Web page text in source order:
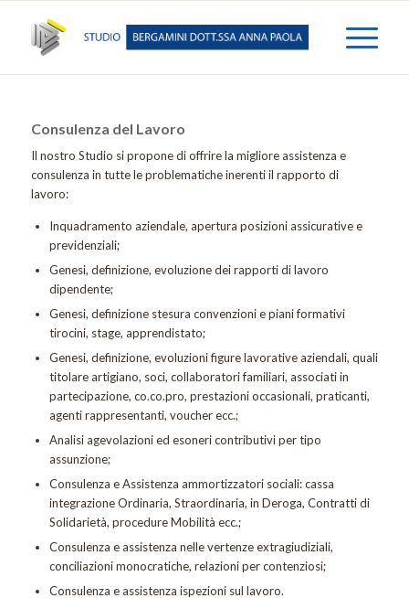
Consulenza del Lavoro
Il nostro Studio si propone di offrire la migliore assistenza e
consulenza in tutte le problematiche inerenti il rapporto di
lavoro:
Inquadramento aziendale, apertura posizioni assicurative e
previdenziali;
Genesi, definizione, evoluzione dei rapporti di lavoro
dipendente;
Genesi, definizione stesura convenzioni e piani formativi
tirocini, stage, apprendistato;
Genesi, definizione, evoluzioni figure lavorative aziendali, quali
titolare artigiano, soci, collaboratori familiari, associati in
partecipazione, co.co.pro, prestazioni occasionali, praticanti,
agenti rappresentanti, voucher ecc.;
Analisi agevolazioni ed esoneri contributivi per tipo
assunzione;
Consulenza e Assistenza ammortizzatori sociali: cassa
integrazione Ordinaria, Straordinaria, in Deroga, Contratti di
Solidarietà, procedure Mobilità ecc.;
Consulenza e assistenza nelle vertenze extragiudiziali,
conciliazioni monocratiche, relazioni per contenziosi;
Consulenza e assistenza ispezioni sul lavoro.